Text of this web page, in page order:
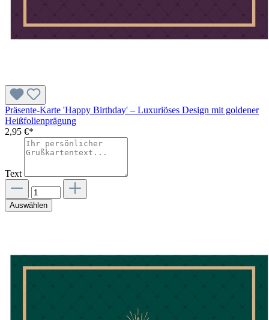
Präsente-Karte 'Happy Birthday' – Luxuriöses Design mit goldener
Heißfolienprägung
2,95 €*
Text
Auswählen